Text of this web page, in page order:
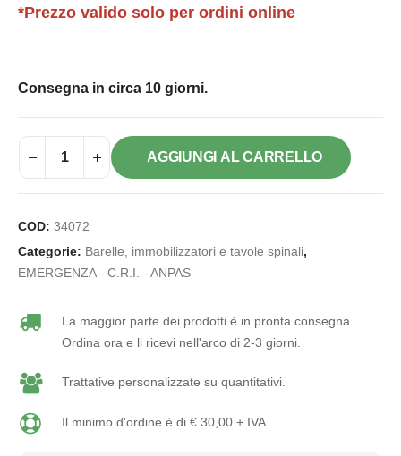
*Prezzo valido solo per ordini online
Consegna in circa 10 giorni.
AGGIUNGI AL CARRELLO
COD: 34072
Categorie: Barelle, immobilizzatori e tavole spinali,
EMERGENZA - C.R.I. - ANPAS
La maggior parte dei prodotti è in pronta consegna.
Ordina ora e li ricevi nell'arco di 2-3 giorni.
Trattative personalizzate su quantitativi.
Il minimo d'ordine è di € 30,00 + IVA